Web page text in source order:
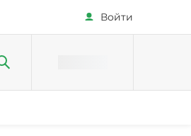
Войти